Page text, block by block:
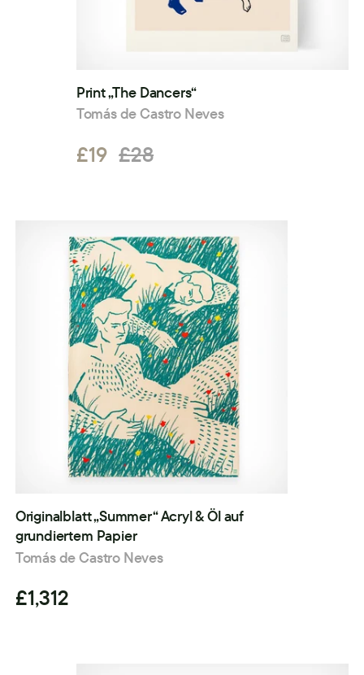
Print „The Dancers“
Tomás de Castro Neves
£19 £28
Originalblatt „Summer“ Acryl & Öl auf
grundiertem Papier
Tomás de Castro Neves
£1,312